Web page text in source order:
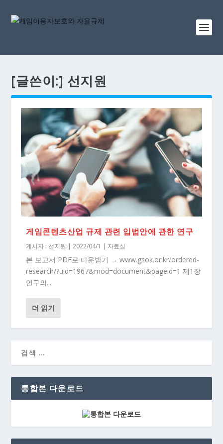
[글쓴이:] 선지원
게임콘텐츠산업 규제 관련 입법안에 관한 연구
게시자 : 선지원 |2022/04/1 | 자료실
본 보고서 PDF로 다운받기 → www.gsok.or.kr/ordered-
research/?uid=1967&mod=document&pageid=1 제1장
연구의...
더 읽기
통합본 다운로드